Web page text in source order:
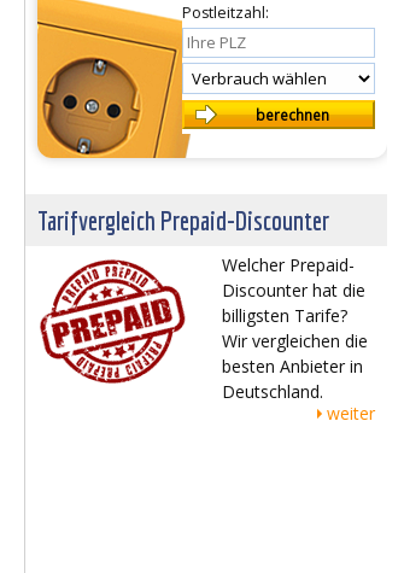
Postleitzahl:
Tarifvergleich Prepaid-Discounter
Welcher Prepaid-
Discounter hat die
billigsten Tarife?
Wir vergleichen die
besten Anbieter in
Deutschland.
weiter